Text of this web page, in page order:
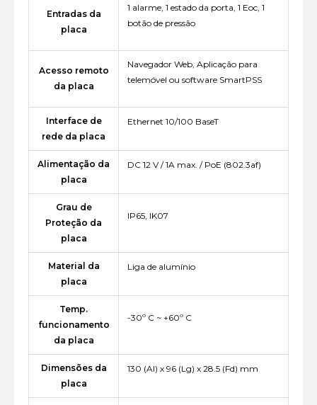
Entradas da
placa
1 alarme, 1 estado da porta, 1 Eoc, 1
botão de pressão
Acesso remoto
da placa
Navegador Web, Aplicação para
telemóvel ou software SmartPSS
Interface de
rede da placa
Ethernet 10/100 BaseT
Alimentação da
placa
DC 12 V / 1A max. / PoE (802.3af)
Grau de
Proteção da
placa
IP65, IK07
Material da
placa
Liga de alumínio
Temp.
funcionamento
da placa
-30º C ~ +60º C
Dimensões da
placa
130 (Al) x 96 (Lg) x 28.5 (Fd) mm